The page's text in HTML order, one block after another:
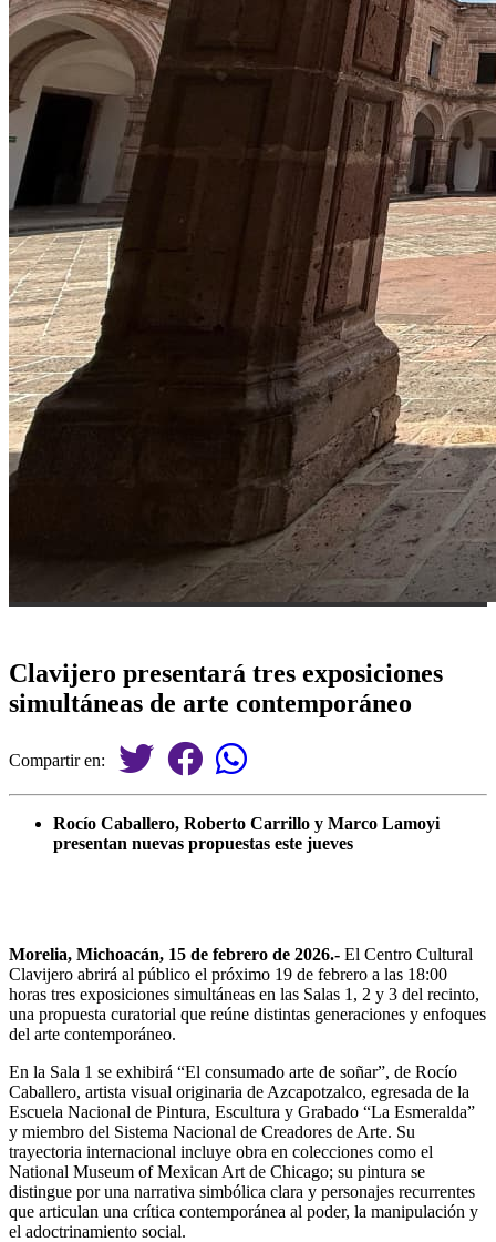
Clavijero presentará tres exposiciones
simultáneas de arte contemporáneo
Compartir en:
Rocío Caballero, Roberto Carrillo y Marco Lamoyi
presentan nuevas propuestas este jueves
Morelia, Michoacán, 15 de febrero de 2026.- El Centro Cultural
Clavijero abrirá al público el próximo 19 de febrero a las 18:00
horas tres exposiciones simultáneas en las Salas 1, 2 y 3 del recinto,
una propuesta curatorial que reúne distintas generaciones y enfoques
del arte contemporáneo.
En la Sala 1 se exhibirá “El consumado arte de soñar”, de Rocío
Caballero, artista visual originaria de Azcapotzalco, egresada de la
Escuela Nacional de Pintura, Escultura y Grabado “La Esmeralda”
y miembro del Sistema Nacional de Creadores de Arte. Su
trayectoria internacional incluye obra en colecciones como el
National Museum of Mexican Art de Chicago; su pintura se
distingue por una narrativa simbólica clara y personajes recurrentes
que articulan una crítica contemporánea al poder, la manipulación y
el adoctrinamiento social.